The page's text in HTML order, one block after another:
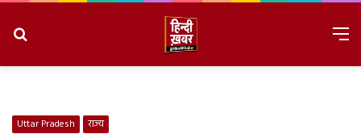
Uttar Pradesh राज्य